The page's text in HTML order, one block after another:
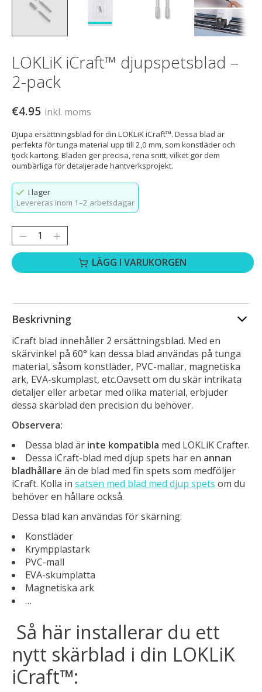
LOKLiK iCraft™ djupspetsblad –
2-pack
€4.95 inkl. moms
Djupa ersättningsblad för din LOKLiK iCraft™. Dessa blad är
perfekta för tunga material upp till 2,0 mm, som konstläder och
tjock kartong. Bladen ger precisa, rena snitt, vilket gör dem
oumbärliga för detaljerade hantverksprojekt.
I lager
Levereras inom 1–2 arbetsdagar
LÄGG I VARUKORGEN
Beskrivning
iCraft blad innehåller 2 ersättningsblad. Med en
skärvinkel på 60° kan dessa blad användas på tunga
material, såsom konstläder, PVC-mallar, magnetiska
ark, EVA-skumplast, etc.Oavsett om du skär intrikata
detaljer eller arbetar med olika material, erbjuder
dessa skärblad den precision du behöver.
Observera:
Dessa blad är inte kompatibla med LOKLiK Crafter.
Dessa iCraft-blad med djup spets har en annan
bladhållare än de blad med fin spets som medföljer
iCraft. Kolla in satsen med blad med djup spets om du
behöver en hållare också.
Dessa blad kan användas för skärning:
Konstläder
Krympplastark
PVC-mall
EVA-skumplatta
Magnetiska ark
…
Så här installerar du ett
nytt skärblad i din LOKLiK
iCraft™: